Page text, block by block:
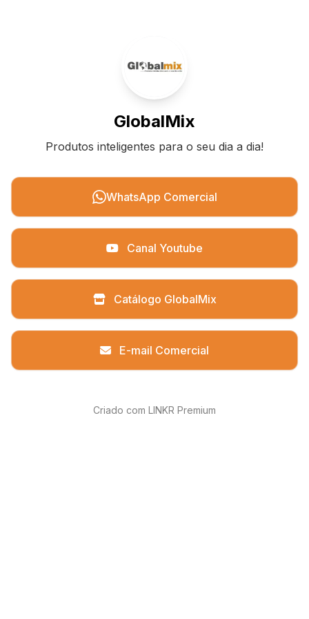
GlobalMix
Produtos inteligentes para o seu dia a dia!
WhatsApp Comercial
Canal Youtube
Catálogo GlobalMix
E-mail Comercial
Criado com LINKR Premium